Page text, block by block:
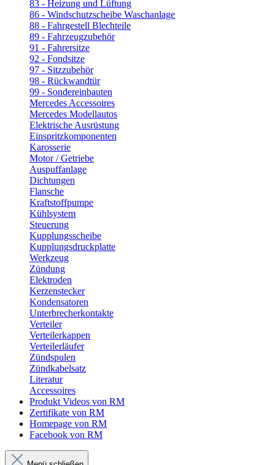
83 - Heizung und Lüftung
86 - Windschutzscheibe Waschanlage
88 - Fahrgestell Blechteile
89 - Fahrzeugzubehör
91 - Fahrersitze
92 - Fondsitze
97 - Sitzzubehör
98 - Rückwandtür
99 - Sondereinbauten
Mercedes Accessoires
Mercedes Modellautos
Elektrische Ausrüstung
Einspritzkomponenten
Karosserie
Motor / Getriebe
Auspuffanlage
Dichtungen
Flansche
Kraftstoffpumpe
Kühlsystem
Steuerung
Kupplungsscheibe
Kupplungsdruckplatte
Werkzeug
Zündung
Elektroden
Kerzenstecker
Kondensatoren
Unterbrecherkontakte
Verteiler
Verteilerkappen
Verteilerläufer
Zündspulen
Zündkabelsatz
Literatur
Accessoires
Produkt Videos von RM
Zertifikate von RM
Homepage von RM
Facebook von RM